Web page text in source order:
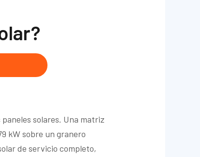
solares. Una matriz
kW sobre un granero
de servicio completo,